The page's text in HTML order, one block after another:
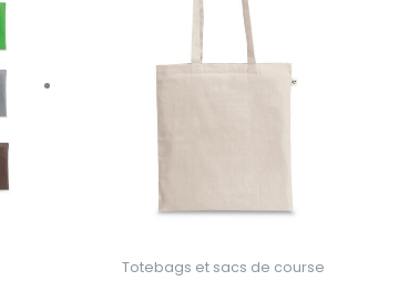
Totebags et sacs de course